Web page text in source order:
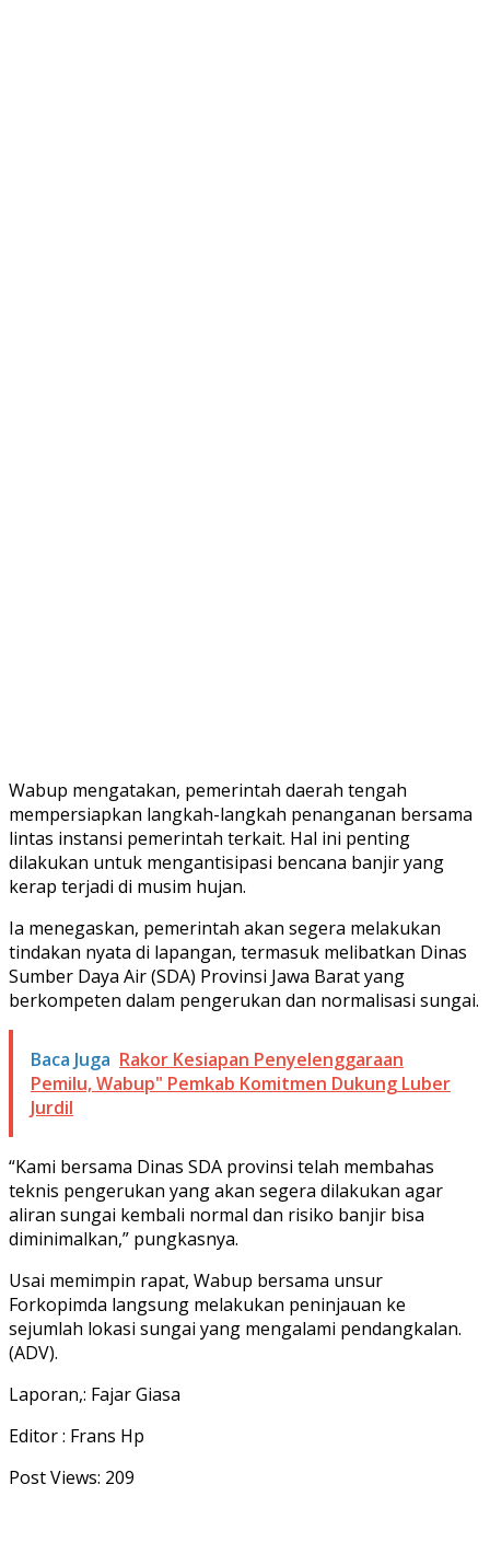
Wabup mengatakan, pemerintah daerah tengah
mempersiapkan langkah-langkah penanganan bersama
lintas instansi pemerintah terkait. Hal ini penting
dilakukan untuk mengantisipasi bencana banjir yang
kerap terjadi di musim hujan.
Ia menegaskan, pemerintah akan segera melakukan
tindakan nyata di lapangan, termasuk melibatkan Dinas
Sumber Daya Air (SDA) Provinsi Jawa Barat yang
berkompeten dalam pengerukan dan normalisasi sungai.
Baca Juga Rakor Kesiapan Penyelenggaraan
Pemilu, Wabup" Pemkab Komitmen Dukung Luber
Jurdil
“Kami bersama Dinas SDA provinsi telah membahas
teknis pengerukan yang akan segera dilakukan agar
aliran sungai kembali normal dan risiko banjir bisa
diminimalkan,” pungkasnya.
Usai memimpin rapat, Wabup bersama unsur
Forkopimda langsung melakukan peninjauan ke
sejumlah lokasi sungai yang mengalami pendangkalan.
(ADV).
Laporan,: Fajar Giasa
Editor : Frans Hp
Post Views: 209